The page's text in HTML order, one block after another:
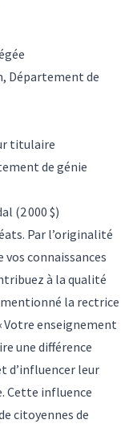
Département de
titulaire
de génie
(2 000 $)
Par l’originalité
connaissances
à la qualité
la rectrice
Votre enseignement
une différence
d’influencer leur
Cette influence
citoyennes de